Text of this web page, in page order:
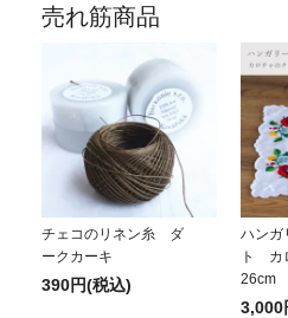
売れ筋商品
チェコのリネン糸 ダ
ークカーキ
390円(税込)
ハンガ
ト カ
26cm
3,000